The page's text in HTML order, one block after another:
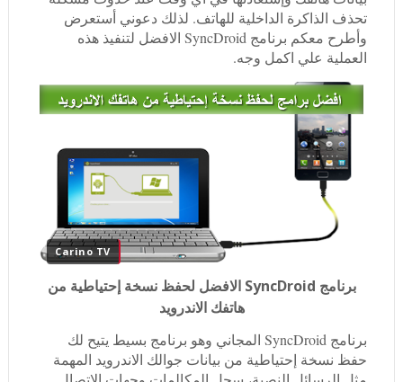
تحذف الذاكرة الداخلية للهاتف. لذلك دعوني أستعرض
وأطرح معكم برنامج SyncDroid الافضل لتنفيذ هذه
العملية علي اكمل وجه.
Carino TV
برنامج SyncDroid الافضل لحفظ نسخة إحتياطية من
هاتفك الاندرويد
برنامج SyncDroid المجاني وهو برنامج بسيط يتيح لك
حفظ نسخة إحتياطية من بيانات جوالك الاندرويد المهمة